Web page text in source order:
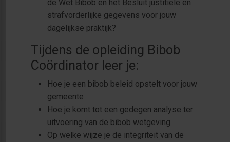
de Wet Bibob en het Besluit justitiële en
strafvorderlijke gegevens voor jouw
dagelijkse praktijk?
Tijdens de opleiding Bibob
Coördinator leer je:
Hoe je een bibob beleid opstelt voor jouw
gemeente
Hoe je komt tot een gedegen analyse ter
uitvoering van de bibob wetgeving
Op welke wijze je de integriteit van de